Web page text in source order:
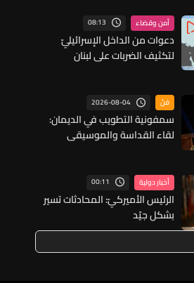
أمن وقضاء 08:13
دعوات من الداخل الإسرائيليّ
لتكثيف الضربات على لبنان
فنّ 2026-08-04
سمفونية التطويب في الديمان:
لقاء القداسة والموسيقى
الأبدي" الكبرى
أخبار دولية 00:11
الرئيس الأميركيّ: المحادثات تسير
بشكل جيّد